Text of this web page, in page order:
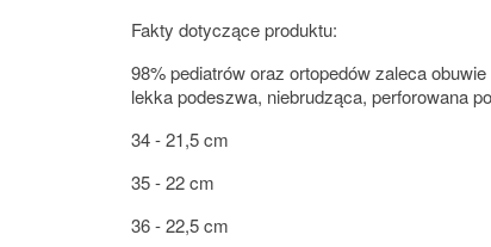
Fakty dotyczące produktu:
98% pediatrów oraz ortopedów zaleca
lekka podeszwa, niebrudząca, perforowana
34 - 21,5 cm
35 - 22 cm
36 - 22,5 cm